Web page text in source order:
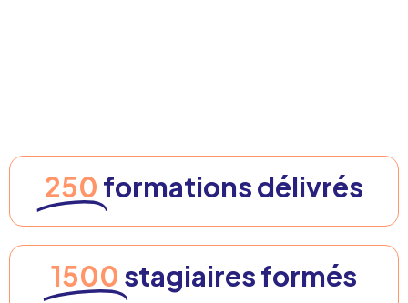
250 formations délivrés
1500 stagiaires formés